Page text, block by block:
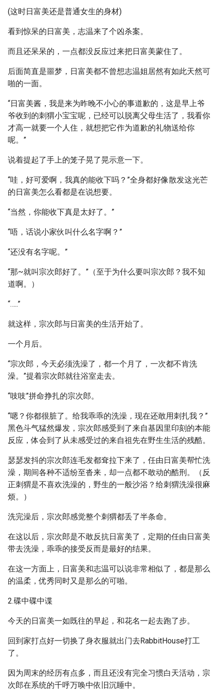
(这时日富美还是普通女生的身材)
看到惊呆的日富美，志温来了个凶杀案。
而且还呆呆的，一点都没反应过来把日富美蒙住了。
后面简直是噩梦，日富美都不曾想志温姐居然有如此天然可
啪的一面。
“日富美酱，我是来为昨晚不小心的事道歉的，这是早上爷
爷收到的刺猬小宝宝呢，已经可以脱离父母生活了，我看你
才高一就要一个人住，就想把它作为道歉的礼物送给你
呢。”
说着提起了手上的笼子晃了晃示意一下。
“哇，好可爱啊，我真的能收下吗？”全身都好像散发这光芒
的日富美怎么看都是在说想要。
“当然，你能收下真是太好了。”
“唔，话说小家伙叫什么名字啊？”
“还没有名字呢。”
“那~就叫宗次郎好了。”（至于为什么要叫宗次郎？我不知
道啊。）
“…..”
就这样，宗次郎与日富美的生活开始了。
一个月后。
“宗次郎，今天必须洗澡了，都一个月了，一次都不肯洗
澡。”提着宗次郎就往浴室走去。
“吱吱”拼命挣扎的宗次郎。
“嗯？你都很脏了。给我乖乖的洗澡，现在还敢用刺扎我？”
黑色斗气猛然爆发，宗次郎感受到了来自基因里印刻的本能
反应，体会到了从未感受过的来自祖先在野生生活的残酷。
瑟瑟发抖的宗次郎连毛发都耷拉下来了，任由日富美帮忙洗
澡，期间各种不适纷至沓来，却一点都不敢动的酷刑。（反
正刺猬是不喜欢洗澡的，野生的一般沙浴？给刺猬洗澡很麻
烦。）
洗完澡后，宗次郎感觉整个刺猬都丢了半条命。
在这以后，宗次郎是不敢反抗日富美了，定期的任由日富美
带去洗澡，乖乖的接受反而是最好的结果。
在这一方面上，日富美和志温可以说非常相似了，都是那么
的温柔，优秀同时又是那么的可啪。
2.碟中碟中谍
今天的日富美一如既往的早起，和花名一起去跑了步。
回到家打点好一切换了身衣服就出门去RabbitHouse打工
了。
因为周末的经历有点多，而且还没有完全习惯白天活动，宗
次郎在系统的千呼万唤中依旧沉睡中。